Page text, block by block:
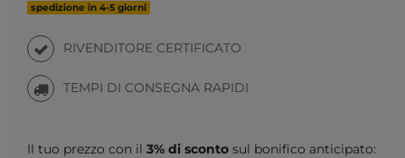
spedizione in 4-5 giorni
RIVENDITORE CERTIFICATO
TEMPI DI CONSEGNA RAPIDI
Il tuo prezzo con il 3% di sconto sul bonifico anticipato: